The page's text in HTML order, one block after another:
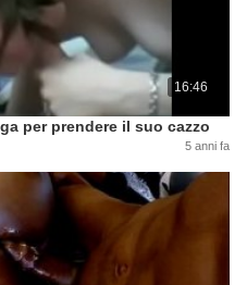
16:46
per prendere il suo cazzo
5 anni fa